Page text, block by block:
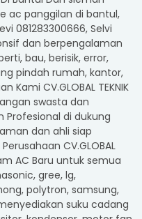
ac panggilan di bantul,
081283300666, Selvi
dan berpengalaman
bau, berisik, error,
pindah rumah, kantor,
CV.GLOBAL TEKNIK
swasta dan
di dukung
dan ahli siap
CV.GLOBAL
AC Baru untuk semua
gree, lg,
polytron, samsung,
menyediakan suku cadang